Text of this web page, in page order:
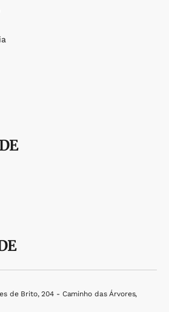
de Brito, 204 - Caminho das Árvores,